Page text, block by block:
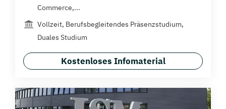
Commerce,...
Vollzeit, Berufsbegleitendes Präsenzstudium,
Duales Studium
Kostenloses Infomaterial